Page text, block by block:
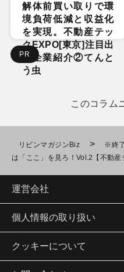
解体前買い取りで環
境負荷低減と収益化
を実現。不動産テッ
クEXPO[東京]注目出
展企業紹介②てんと
う虫
PR
このコラム
リビンマガジンBiz >
※終
は「ここ」を見ろ！Vol.2【不動産
運営会社
個人情報の取り扱い
クッキーについて